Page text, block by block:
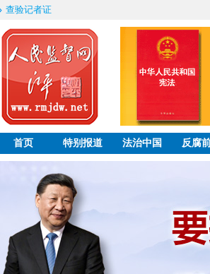
查验记者证
首页 特别报道 法治中国 反腐